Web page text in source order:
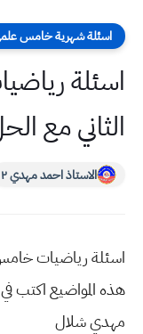
اسئلة شهرية خامس
اسئلة
الثاني مع
الاستاذ احمد مهدي ٢
اسئلة رياضيات
هذه المواضيع اكتب
مهدي شلال